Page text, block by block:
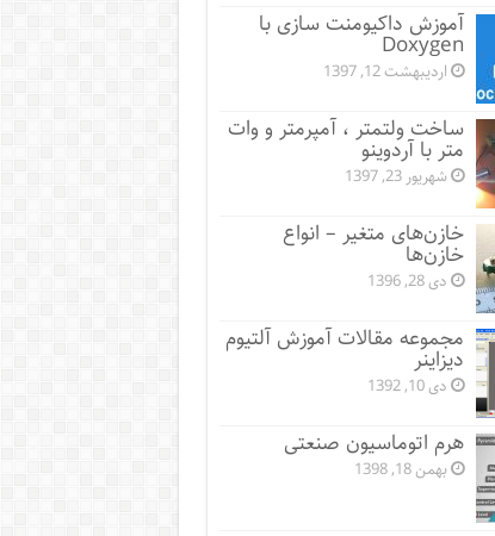
آموزش داکیومنت سازی با
Doxygen
اردیبهشت 12, 1397
ساخت ولتمتر ، آمپرمتر و وات
متر با آردوینو
شهریور 23, 1397
خازن‌های متغیر – انواع
خازن‌ها
دی 28, 1396
مجموعه مقالات آموزش آلتیوم
دیزاینر
دی 10, 1392
هرم اتوماسیون صنعتی
بهمن 18, 1398